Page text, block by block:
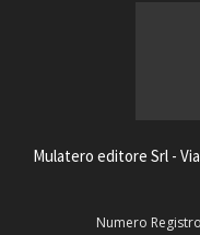
Mulatero editore Srl -
Numero